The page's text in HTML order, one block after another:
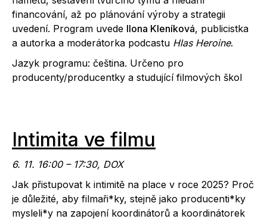
financování, až po plánování výroby a strategii
uvedení. Program uvede Ilona Kleníková, publicistka
a autorka a moderátorka podcastu Hlas Heroine.
Jazyk programu: čeština. Určeno pro
producenty/producentky a studující filmových škol
Intimita ve filmu
6. 11. 16:00 – 17:30, DOX
Jak přistupovat k intimitě na place v roce 2025? Proč
je důležité, aby filmaři*ky, stejně jako producenti*ky
mysleli*y na zapojení koordinátorů a koordinátorek